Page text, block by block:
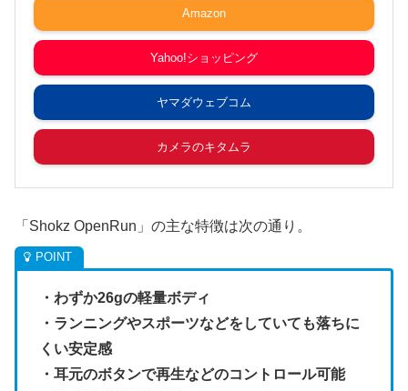
Amazon
Yahoo!ショッピング
ヤマダウェブコム
カメラのキタムラ
「Shokz OpenRun」の主な特徴は次の通り。
・わずか26gの軽量ボディ
・ランニングやスポーツなどをしていても落ちに
くい安定感
・耳元のボタンで再生などのコントロール可能